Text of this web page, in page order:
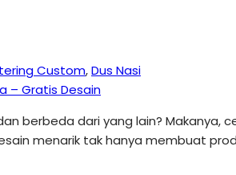
Custom,Dus Nasi
– Gratis Desain
berbeda dari yang lain? Makanya,
menarik tak hanya membuat